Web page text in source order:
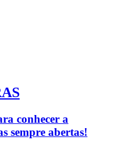
conhecer a
sempre abertas!